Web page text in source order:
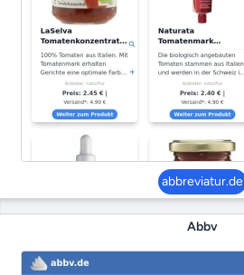
abbreviatur.de
Abbv